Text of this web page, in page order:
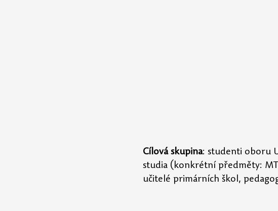
Cílová skupina: studenti oboru
studia (konkrétní předměty:
učitelé primárních škol,